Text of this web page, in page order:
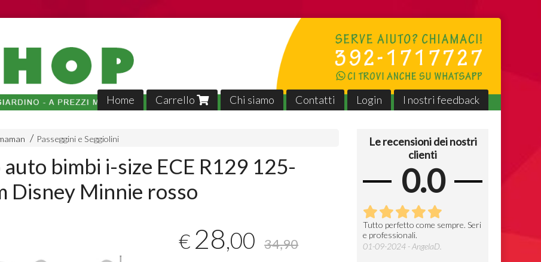
Home Carrello Chi siamo Contatti Login I nostri feedback
Passeggini e Seggiolini
auto bimbi i-size ECE R129 125-
Disney Minnie rosso
€ 28,00 34,90
Le recensioni dei nostri
clienti
0.0
veloci,, seri e professionali 👍
02-04-2025 - AngelaD.
Tutto perfetto come sempre. Seri
e professionali.
01-09-2024 - AngelaD.